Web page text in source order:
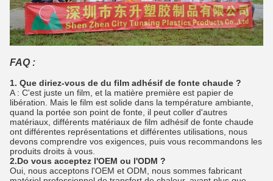
FAQ :
1. Que diriez-vous de du film adhésif de fonte chaude ?
A : C'est juste un film, et la matière première est papier de
libération. Mais le film est solide dans la température ambiante,
quand la portée son point de fonte, il peut coller d'autres
matériaux, différents matériaux de film adhésif de fonte chaude
ont différentes représentations et différentes utilisations, nous
devons comprendre vos exigences, puis vous recommandons les
produits droits à vous.
2.Do vous acceptez l'OEM ou l'ODM ?
Oui, nous acceptons l'OEM et ODM, nous sommes fabricant